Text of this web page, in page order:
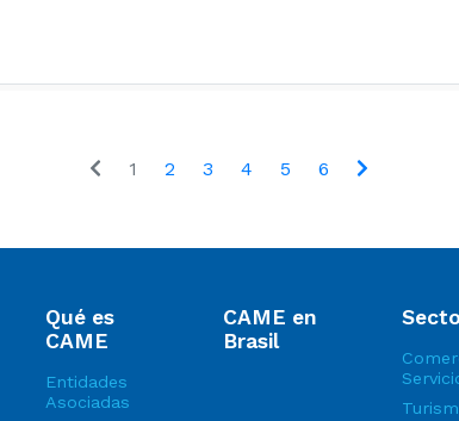
1 2 3 4 5 6
Qué es
CAME
Entidades
Asociadas
CAME en
Brasil